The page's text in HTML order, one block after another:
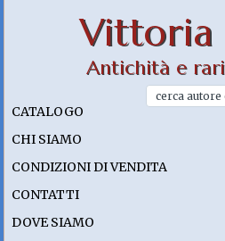
Vittoria
Antichità e
CATALOGO
CHI SIAMO
CONDIZIONI DI VENDITA
CONTATTI
DOVE SIAMO